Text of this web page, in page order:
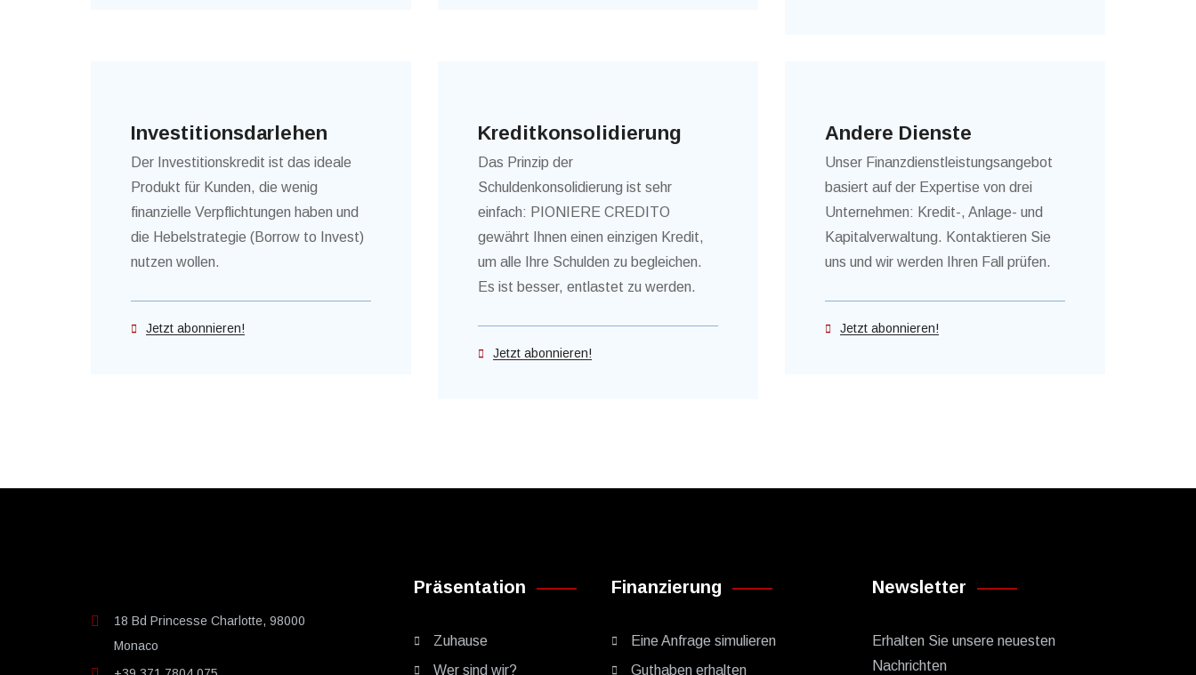
Investitionsdarlehen
Der Investitionskredit ist das ideale
Produkt für Kunden, die wenig
finanzielle Verpflichtungen haben und
die Hebelstrategie (Borrow to Invest)
nutzen wollen.
Jetzt abonnieren!
Kreditkonsolidierung
Das Prinzip der
Schuldenkonsolidierung ist sehr
einfach: PIONIERE CREDITO
gewährt Ihnen einen einzigen Kredit,
um alle Ihre Schulden zu begleichen.
Es ist besser, entlastet zu werden.
Jetzt abonnieren!
Andere Dienste
Unser Finanzdienstleistungsangebot
basiert auf der Expertise von drei
Unternehmen: Kredit-, Anlage- und
Kapitalverwaltung. Kontaktieren Sie
uns und wir werden Ihren Fall prüfen.
Jetzt abonnieren!
18 Bd Princesse Charlotte, 98000
Monaco
Präsentation
Zuhause
Wer sind wir?
Finanzierung
Eine Anfrage simulieren
Guthaben erhalten
Newsletter
Erhalten Sie unsere neuesten
Nachrichten